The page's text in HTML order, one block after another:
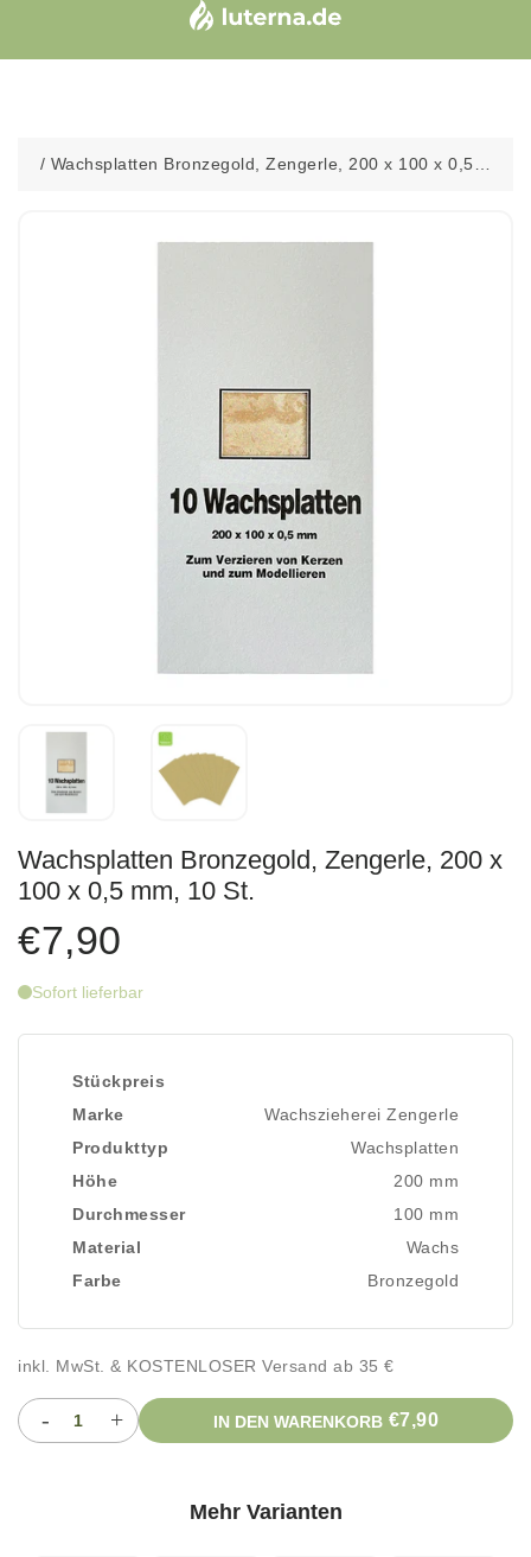
/ Wachsplatten Bronzegold, Zengerle, 200 x 100 x 0,5
Wachsplatten Bronzegold, Zengerle, 200 x
100 x 0,5 mm, 10 St.
€7,90
Sofort lieferbar
Stückpreis
Marke
Wachszieherei Zengerle
Produkttyp
Wachsplatten
Höhe
200 mm
Durchmesser
100 mm
Material
Wachs
Farbe
Bronzegold
inkl. MwSt. & KOSTENLOSER Versand ab 35 €
- + IN DEN WARENKORB €7,90
Mehr Varianten